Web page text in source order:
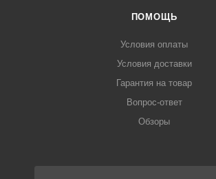
ПОМОЩЬ
Условия оплаты
Условия доставки
Гарантия на товар
Вопрос-ответ
Обзоры